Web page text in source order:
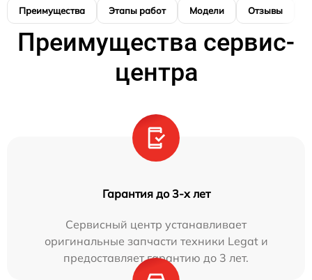
Преимущества Этапы работ Модели Отзывы
Преимущества сервис-
центра
Гарантия до 3-х лет
Сервисный центр устанавливает
оригинальные запчасти техники Legat и
предоставляет гарантию до 3 лет.